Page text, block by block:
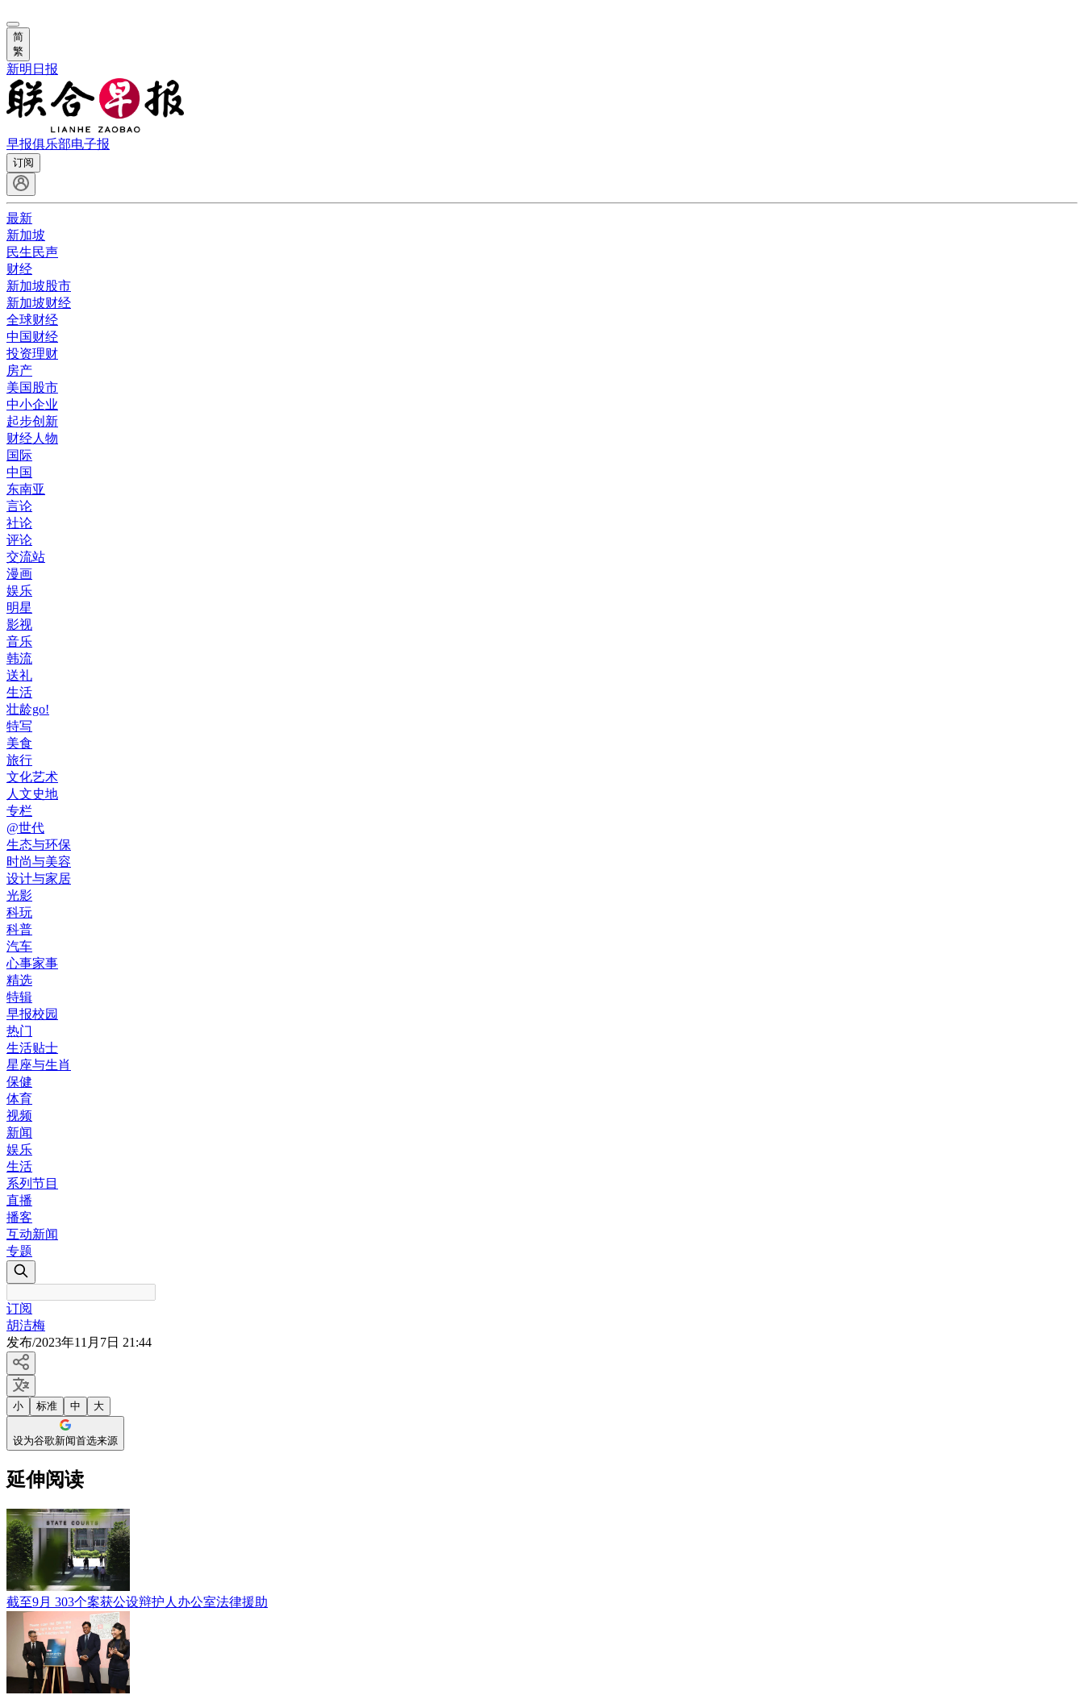
简
繁
新明日报
早报俱乐部电子报
订阅
最新
新加坡
民生民声
财经
新加坡股市
新加坡财经
全球财经
中国财经
投资理财
房产
美国股市
中小企业
起步创新
财经人物
国际
中国
东南亚
言论
社论
评论
交流站
漫画
娱乐
明星
影视
音乐
韩流
送礼
生活
壮龄go!
特写
美食
旅行
文化艺术
人文史地
专栏
@世代
生态与环保
时尚与美容
设计与家居
光影
科玩
科普
汽车
心事家事
精选
特辑
早报校园
热门
生活贴士
星座与生肖
保健
体育
视频
新闻
娱乐
生活
系列节目
直播
播客
互动新闻
专题
订阅
胡洁梅
发布/2023年11月7日 21:44
小 标准 中 大
设为谷歌新闻首选来源
延伸阅读
截至9月 303个案获公设辩护人办公室法律援助